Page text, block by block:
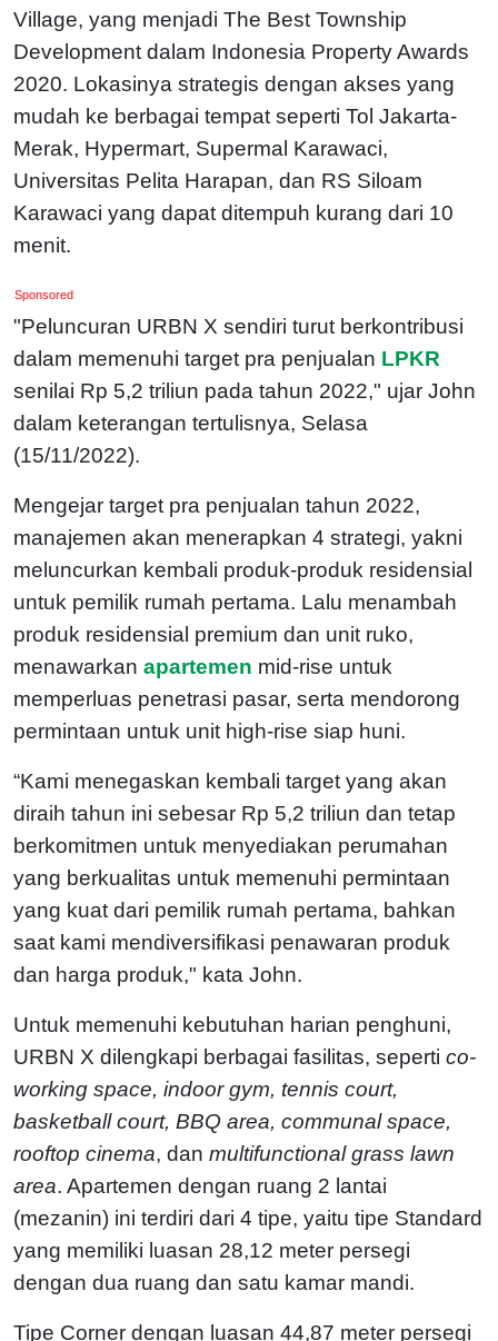
Village, yang menjadi The Best Township
Development dalam Indonesia Property Awards
2020. Lokasinya strategis dengan akses yang
mudah ke berbagai tempat seperti Tol Jakarta-
Merak, Hypermart, Supermal Karawaci,
Universitas Pelita Harapan, dan RS Siloam
Karawaci yang dapat ditempuh kurang dari 10
menit.
Sponsored
"Peluncuran URBN X sendiri turut berkontribusi
dalam memenuhi target pra penjualan LPKR
senilai Rp 5,2 triliun pada tahun 2022," ujar John
dalam keterangan tertulisnya, Selasa
(15/11/2022).
Mengejar target pra penjualan tahun 2022,
manajemen akan menerapkan 4 strategi, yakni
meluncurkan kembali produk-produk residensial
untuk pemilik rumah pertama. Lalu menambah
produk residensial premium dan unit ruko,
menawarkan apartemen mid-rise untuk
memperluas penetrasi pasar, serta mendorong
permintaan untuk unit high-rise siap huni.
“Kami menegaskan kembali target yang akan
diraih tahun ini sebesar Rp 5,2 triliun dan tetap
berkomitmen untuk menyediakan perumahan
yang berkualitas untuk memenuhi permintaan
yang kuat dari pemilik rumah pertama, bahkan
saat kami mendiversifikasi penawaran produk
dan harga produk," kata John.
Untuk memenuhi kebutuhan harian penghuni,
URBN X dilengkapi berbagai fasilitas, seperti co-
working space, indoor gym, tennis court,
basketball court, BBQ area, communal space,
rooftop cinema, dan multifunctional grass lawn
area. Apartemen dengan ruang 2 lantai
(mezanin) ini terdiri dari 4 tipe, yaitu tipe Standard
yang memiliki luasan 28,12 meter persegi
dengan dua ruang dan satu kamar mandi.
Tipe Corner dengan luasan 44,87 meter persegi